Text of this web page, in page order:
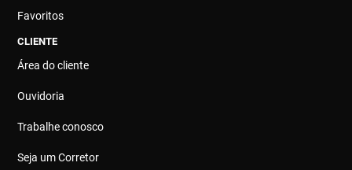
Favoritos
CLIENTE
Área do cliente
Ouvidoria
Trabalhe conosco
Seja um Corretor